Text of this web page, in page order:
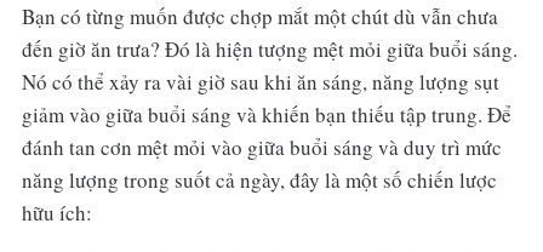
Bạn có từng muốn được chợp mắt một chút dù vẫn chưa
đến giờ ăn trưa? Đó là hiện tượng mệt mỏi giữa buổi sáng.
Nó có thể xảy ra vài giờ sau khi ăn sáng, năng lượng sụt
giảm vào giữa buổi sáng và khiến bạn thiếu tập trung. Để
đánh tan cơn mệt mỏi vào giữa buổi sáng và duy trì mức
năng lượng trong suốt cả ngày, đây là một số chiến lược
hữu ích: